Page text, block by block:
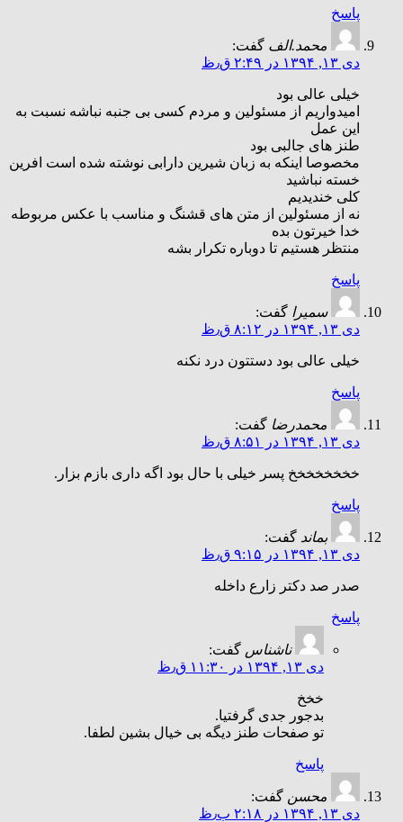
پاسخ
محمد.الف گفت:
دی ۱۳, ۱۳۹۴ در ۲:۴۹ ق٫ظ
خیلی عالی بود
امیدواریم از مسئولین و مردم کسی بی جنبه نباشه نسبت به
این عمل
طنز های جالبی بود
مخصوصا اینکه به زبان شیرین دارابی نوشته شده است افرین
خسته نباشید
کلی خندیدیم
نه از مسئولین از متن های قشنگ و مناسب با عکس مربوطه
خدا خیرتون بده
منتظر هستیم تا دوباره تکرار بشه
پاسخ
سمیرا گفت:
دی ۱۳, ۱۳۹۴ در ۸:۱۲ ق٫ظ
خیلی عالی بود دستتون درد نکنه
پاسخ
محمدرضا گفت:
دی ۱۳, ۱۳۹۴ در ۸:۵۱ ق٫ظ
خخخخخخخخ پسر خیلی با حال بود اگه داری بازم بزار.
پاسخ
بماند گفت:
دی ۱۳, ۱۳۹۴ در ۹:۱۵ ق٫ظ
صدر صد دکتر زارع داخله
پاسخ
ناشناس گفت:
دی ۱۳, ۱۳۹۴ در ۱۱:۳۰ ق٫ظ
خخخ
بدجور جدی گرفتیا.
تو صفحات طنز دیگه بی خیال بشین لطفا.
پاسخ
محسن گفت:
دی ۱۳, ۱۳۹۴ در ۲:۱۸ ب٫ظ